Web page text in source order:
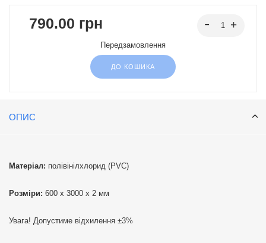
імітують натуральні матеріали, підходять під різні інтер'єрні
790.00 грн
Передзамовлення
ДО КОШИКА
ОПИС
Матеріал: полівінілхлорид (PVC)
Розміри: 600 х 3000 х 2 мм
Увага! Допустиме відхилення ±3%